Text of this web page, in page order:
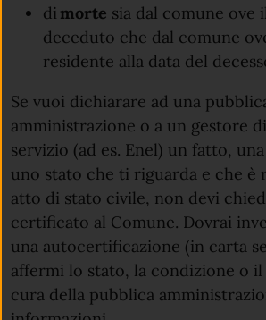
di morte sia dal comune ove
deceduto che dal comune
residente alla data del
Se vuoi dichiarare ad una
amministrazione o a un gestore
servizio (ad es. Enel) un fatto,
uno stato che ti riguarda e che
atto di stato civile, non devi
certificato al Comune. Dovrai
una autocertificazione (in carta
affermi lo stato, la condizione o il
cura della pubblica